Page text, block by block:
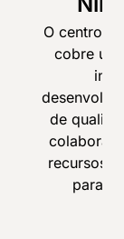
O centro
cobre
de
recursos
para